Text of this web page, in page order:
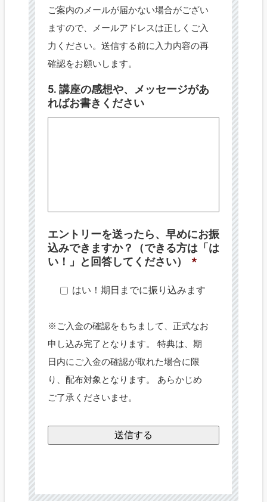
ご案内のメールが届かない場合がござい
ますので、メールアドレスは正しくご入
力ください。送信する前に入力内容の再
確認をお願いします。
5. 講座の感想や、メッセージがあ
ればお書きください
エントリーを送ったら、早めにお振
込みできますか？（できる方は「は
い！」と回答してください）
*
はい！期日までに振り込みます
※ご入金の確認をもちまして、正式なお
申し込み完了となります。 特典は、期
日内にご入金の確認が取れた場合に限
り、配布対象となります。 あらかじめ
ご了承くださいませ。